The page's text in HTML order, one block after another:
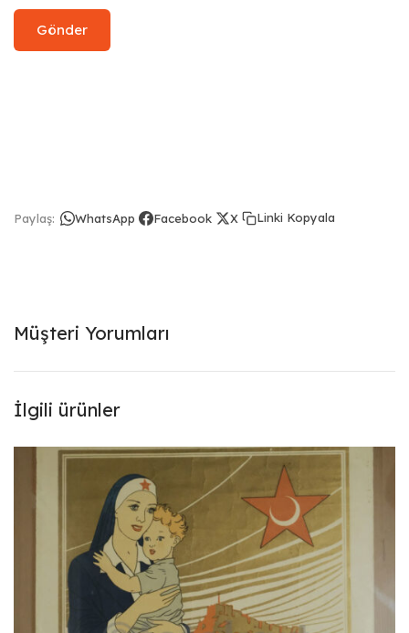
Paylaş: WhatsApp Facebook X Linki Kopyala
Müşteri Yorumları
İlgili ürünler